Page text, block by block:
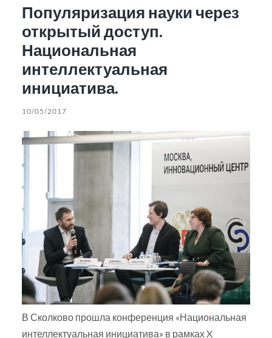
Популяризация науки через
открытый доступ.
Национальная
интеллектуальная
инициатива.
10/05/2017
В Сколково прошла конференция «Национальная
интеллектуальная инициатива» в рамках X